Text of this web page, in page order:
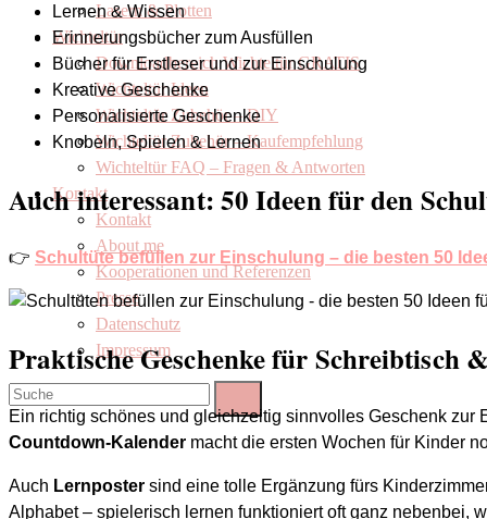
Lasern & Plotten
Wichteltür
Downloadbereich Wichteltür GRATIS
Wichteltür Ideen
Wichteltür Zubehör – DIY
Wichteltür Zubehör – Kaufempfehlung
Wichteltür FAQ – Fragen & Antworten
Kontakt
Kontakt
About me
Kooperationen und Referenzen
Presse
Datenschutz
Impressum
Lernen & Wissen
Erinnerungsbücher zum Ausfüllen
Bücher für Erstleser und zur Einschulung
Kreative Geschenke
Personalisierte Geschenke
Knobeln, Spielen & Lernen
Auch interessant: 50 Ideen für den
👉 Schultüte befüllen zur Einschulung – die besten 50
Praktische Geschenke für Schreibtisch
Ein richtig schönes und gleichzeitig sinnvolles Geschenk
Countdown-Kalender macht die ersten Wochen für Kinder
Auch Lernposter sind eine tolle Ergänzung fürs
Alphabet – spielerisch lernen funktioniert oft ganz nebenbei,